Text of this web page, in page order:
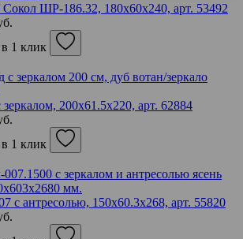
ШР-186.32, 180х60х240, арт. 53492
1 клик
200х61.5х220, арт. 62884
1 клик
с антресолью, 150х60.3х268, арт. 55820